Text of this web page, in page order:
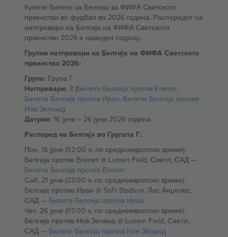
Купете билети за Белгија за ФИФА Светското
првенство во фудбал во 2026 година. Распоредот на
натпревари на Белгија на ФИФА Светското
првенство 2026 е наведен подолу.
Групни натпревари на Белгија на ФИФА Светското
првенство 2026:
Група: Група Г
Натпревари: 3 (Билети Белгија против Египет,
Билети Белгија против Иран, Билети Белгија против
Нов Зеланд)
Датуми: 16 јуни – 26 јуни 2026 година
Распоред на Белгија во Групата Г:
Пон, 16 јуни (02:00 ч. по средноевропско време):
Белгија против Египет @ Lumen Field, Сиетл, САД —
Билети Белгија против Египет
Саб, 21 јуни (23:00 ч. по средноевропско време):
Белгија против Иран @ SoFi Stadium, Лос Анџелес,
САД — Билети Белгија против Иран
Чет, 26 јуни (07:00 ч. по средноевропско време):
Белгија против Нов Зеланд @ Lumen Field, Сиетл,
САД — Билети Белгија против Нов Зеланд